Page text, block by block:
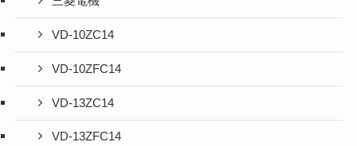
VD-10ZC14
VD-10ZFC14
VD-13ZC14
VD-13ZFC14